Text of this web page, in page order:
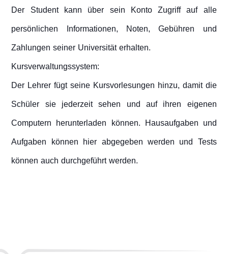
Der Student kann über sein Konto Zugriff auf alle
persönlichen Informationen, Noten, Gebühren und
Zahlungen seiner Universität erhalten.
Kursverwaltungssystem:
Der Lehrer fügt seine Kursvorlesungen hinzu, damit die
Schüler sie jederzeit sehen und auf ihren eigenen
Computern herunterladen können. Hausaufgaben und
Aufgaben können hier abgegeben werden und Tests
können auch durchgeführt werden.